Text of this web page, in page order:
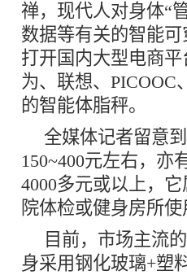
禅，现代人对身体“
数据等有关的智能
打开国内大型电商
为、联想、PICOOC
的智能体脂秤。
全媒体记者留意
150~400元左右，亦
4000多元或以上，
院体检或健身房所使
目前，市场主流
身采用钢化玻璃+塑